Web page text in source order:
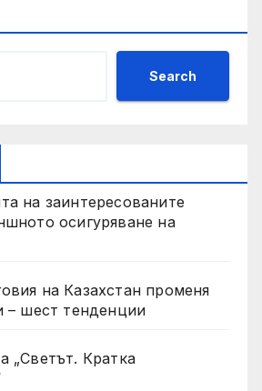
Search
на заинтересованите
осигуряване на
на Казахстан променя
– шест тенденции
„Светът. Кратка